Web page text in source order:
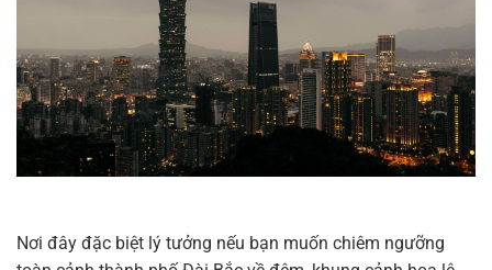
Nơi đây đặc biệt lý tưởng nếu bạn muốn chiêm ngưỡng